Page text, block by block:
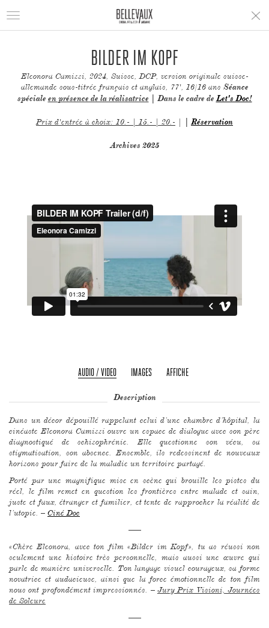
Toggle
BILDER IM KOPF
Eleonora Camizzi, 2024, Suisse, DCP, version originale suisse-
allemande sous-titrée français et anglais, 77', 16/16 ans Séance
spéciale en présence de la réalisatrice | Dans le cadre de Let's Doc!
Prix d'entrée à choix: 10.- | 15.- | 20.- | Réservation
Archives 2025
AUDIO / VIDEO IMAGES AFFICHE
Description
Dans un décor dépouillé rappelant celui d’une chambre d’hôpital, la
cinéaste Eleonora Camizzi ouvre un espace de dialogue avec son père
diagnostiqué de schizophrénie. Elle questionne son vécu, sa
stigmatisation, son absence. Ensemble, ils redessinent de nouveaux
horizons pour faire de la maladie un territoire partagé.
Porté par une magnifique mise en scène qui brouille les pistes du
réel, le film remet en question les frontières entre malade et sain,
juste et faux, étranger et familier, et tente de rapprocher la réalité de
l’utopie. – Ciné Doc
–––
«Chère Eleonora, avec ton film «Bilder im Kopf», tu as réussi non
seulement une histoire très personnelle, mais aussi une œuvre qui
parle de manière universelle. Ton langage visuel courageux, sa forme
novatrice et audacieuse, ainsi que la force émotionnelle de ton film
nous ont profondément impressionnés. – Jury Prix Visioni, Journées
de Soleure
–––